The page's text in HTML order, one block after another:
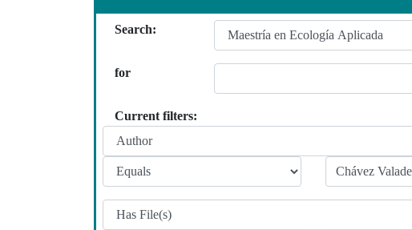
Search:
for
Current filters: